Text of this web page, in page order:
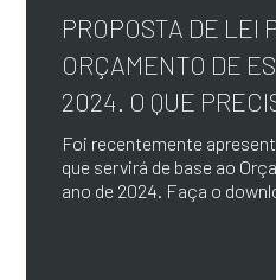
PROPOSTA DE LEI
ORÇAMENTO DE
2024. O QUE
Foi recentemente
que servirá de base ao
ano de 2024. Faça o